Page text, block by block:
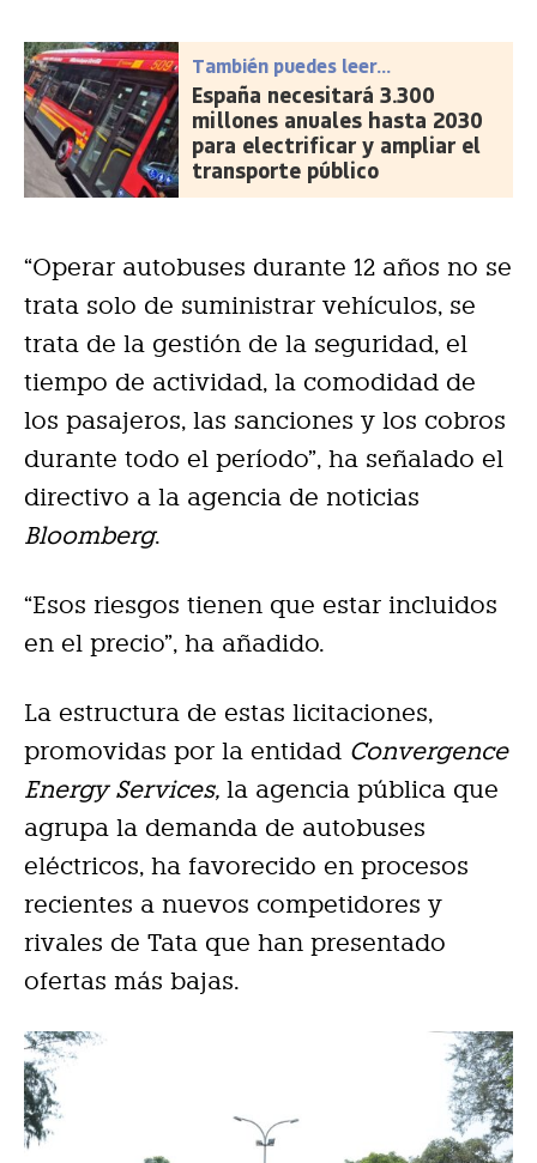
También puedes leer...
España necesitará 3.300
millones anuales hasta 2030
para electrificar y ampliar el
transporte público
“Operar autobuses durante 12 años no se
trata solo de suministrar vehículos, se
trata de la gestión de la seguridad, el
tiempo de actividad, la comodidad de
los pasajeros, las sanciones y los cobros
durante todo el período”, ha señalado el
directivo a la agencia de noticias
Bloomberg.
“Esos riesgos tienen que estar incluidos
en el precio”, ha añadido.
La estructura de estas licitaciones,
promovidas por la entidad Convergence
Energy Services, la agencia pública que
agrupa la demanda de autobuses
eléctricos, ha favorecido en procesos
recientes a nuevos competidores y
rivales de Tata que han presentado
ofertas más bajas.